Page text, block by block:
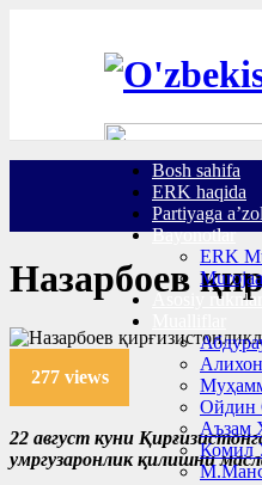
Bosh sahifa
ERK haqida
Partiyaga
Bayonotlar
ERK
Asosiy ruknlar
Ойдин
Аъзам
Комил
Назарбоев
277 views
22 август куни
умргузаронлик қилишни